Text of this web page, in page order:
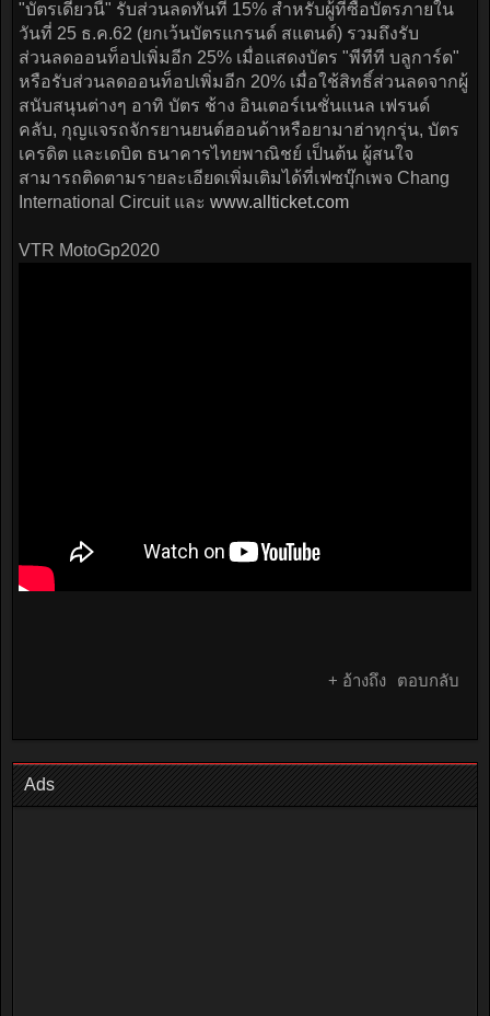
"บัตรเดี๋ยวนี้" รับส่วนลดทันที 15% สำหรับผู้ที่ซื้อบัตรภายใน
วันที่ 25 ธ.ค.62 (ยกเว้นบัตรแกรนด์ สแตนด์) รวมถึงรับ
ส่วนลดออนท็อปเพิ่มอีก 25% เมื่อแสดงบัตร "พีทีที บลูการ์ด"
หรือรับส่วนลดออนท็อปเพิ่มอีก 20% เมื่อใช้สิทธิ์ส่วนลดจากผู้
สนับสนุนต่างๆ อาทิ บัตร ช้าง อินเตอร์เนชั่นแนล เฟรนด์
คลับ, กุญแจรถจักรยานยนต์ฮอนด้าหรือยามาฮ่าทุกรุ่น, บัตร
เครดิต และเดบิต ธนาคารไทยพาณิชย์ เป็นต้น ผู้สนใจ
สามารถติดตามรายละเอียดเพิ่มเติมได้ที่เฟซบุ๊กเพจ Chang
International Circuit และ www.allticket.com
VTR MotoGp2020
+ อ้างถึง ตอบกลับ
Ads